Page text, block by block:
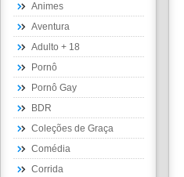
Animes
Aventura
Adulto + 18
Pornô
Pornô Gay
BDR
Coleções de Graça
Comédia
Corrida